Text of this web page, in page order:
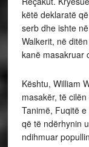
këtë deklaratë
serb dhe ishte
Walkerit, në
kanë masakruar
Kështu, William
masakër, të
Tanimë, Fuqitë
që të ndërhynin
ndihmuar